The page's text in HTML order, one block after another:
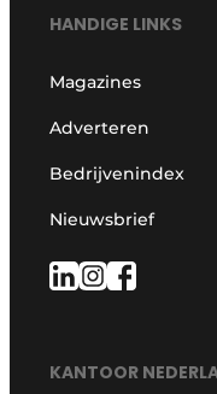
HANDIGE LINKS
Magazines
Adverteren
Bedrijvenindex
Nieuwsbrief
KANTOOR